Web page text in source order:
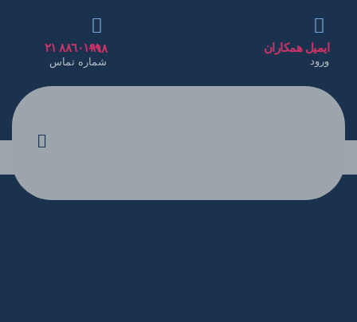
ایمیل همکاران
ورود
٨٨٦٠١٩١٠ ٢١ ٩٨+
شماره تماس